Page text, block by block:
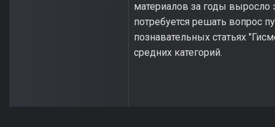
материалов за годы
потребуется решать вопрос
познавательных статьях
средних категорий.